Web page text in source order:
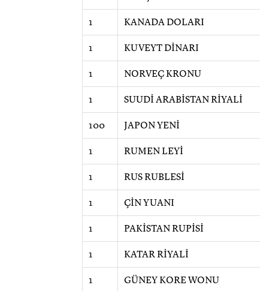
1 KANADA DOLARI
1 KUVEYT DİNARI
1 NORVEÇ KRONU
1 SUUDİ ARABİSTAN RİYALİ
100 JAPON YENİ
1 RUMEN LEYİ
1 RUS RUBLESİ
1 ÇİN YUANI
1 PAKİSTAN RUPİSİ
1 KATAR RİYALİ
1 GÜNEY KORE WONU